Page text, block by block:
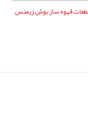
قهوه ساز بوش زیمنس